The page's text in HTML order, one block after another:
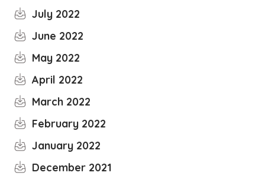
July 2022
June 2022
May 2022
April 2022
March 2022
February 2022
January 2022
December 2021